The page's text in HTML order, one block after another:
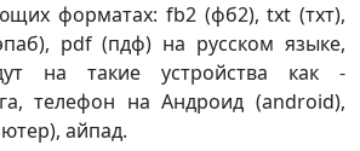
форматах: fb2 (фб2), txt (тхт),
pdf (пдф) на русском языке,
на такие устройства как -
телефон на Андроид (android),
айпад.